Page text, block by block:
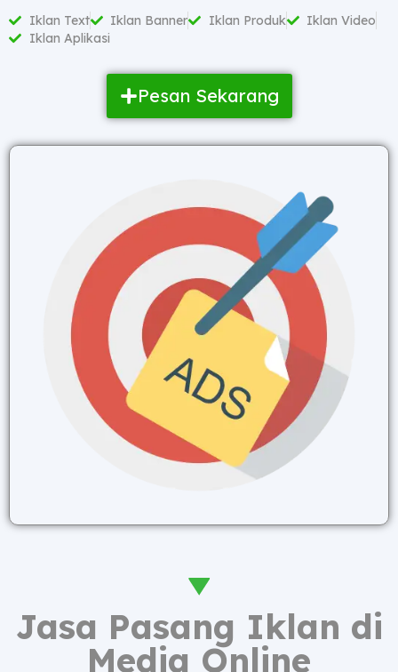
Iklan Text Iklan Banner Iklan Produk
Iklan Video
Iklan Aplikasi
Pesan Sekarang
Jasa Pasang Iklan di
Media Online